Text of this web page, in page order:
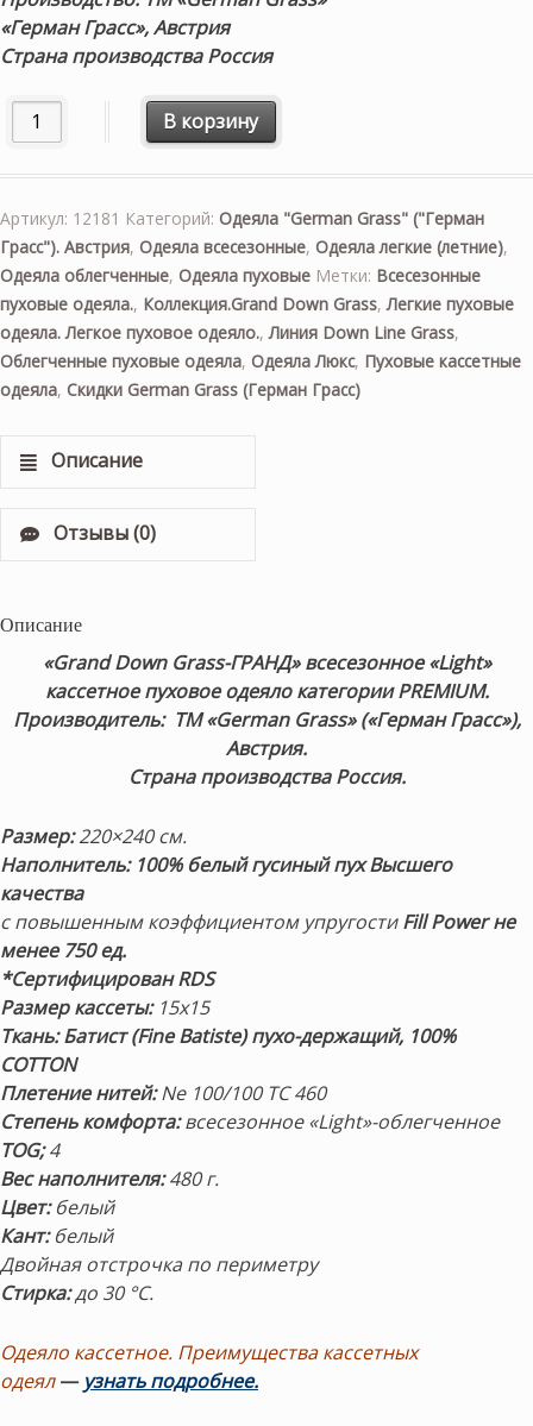
«Герман Грасс», Австрия
Страна производства Россия
Количество товара «Grand Down Grass-ГРАНД»
В корзину
Артикул: 12181 Категорий: Одеяла "German Grass" ("Герман
Грасс"). Австрия, Одеяла всесезонные, Одеяла легкие (летние),
Одеяла облегченные, Одеяла пуховые Метки: Всесезонные
пуховые одеяла., Коллекция.Grand Down Grass,Легкие пуховые
одеяла. Легкое пуховое одеяло.,Линия Down Line Grass,
Облегченные пуховые одеяла, Одеяла Люкс, Пуховые кассетные
одеяла, Скидки German Grass (Герман Грасс)
Описание
Отзывы (0)
Описание
«Grand Down Grass-ГРАНД» всесезонное «Light»
кассетное пуховое одеяло категории PREMIUM.
Производитель: ТМ «German Grass» («Герман Грасс»),
Австрия.
Страна производства Россия.
Размер:220×240 см.
Наполнитель: 100% белый гусиный пухВысшего
качества
с повышенным коэффициентом упругостиFill Power не
менее 750 ед.
*Сертифицирован RDS
Размер кассеты: 15х15
Ткань: Батист (Fine Batiste)пухо-держащий, 100%
COTTON
Плетение нитей:Ne 100/100 TC 460
Степень комфорта:всесезонное «Light»-облегченное
TOG;4
Вес наполнителя:480 г.
Цвет:белый
Кант:белый
Двойная отстрочка по периметру
Стирка:до 30 °С.
Одеяло кассетное. Преимущества кассетных
одеял — узнать подробнее.